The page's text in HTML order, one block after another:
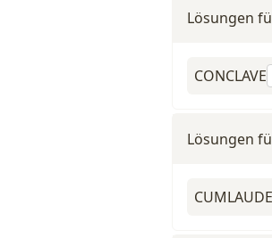
Lösungen
CONCLAVE
Lösungen
CUMLAUDE